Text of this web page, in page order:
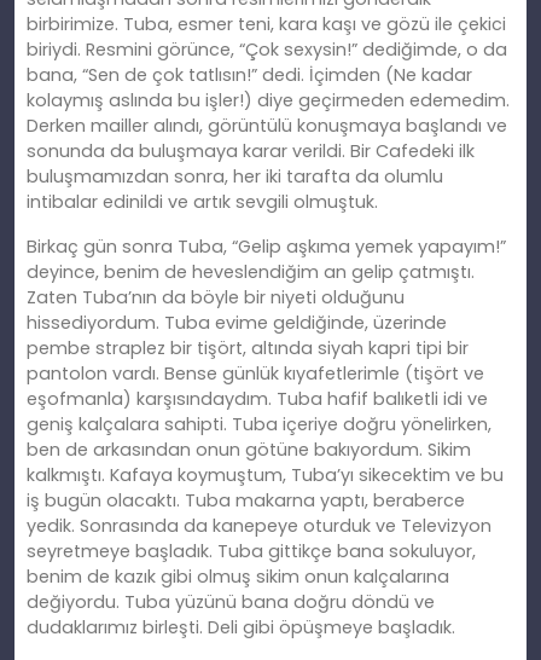
birbirimize. Tuba, esmer teni, kara kaşı ve gözü ile çekici
biriydi. Resmini görünce, “Çok sexysin!” dediğimde, o da
bana, “Sen de çok tatlısın!” dedi. İçimden (Ne kadar
kolaymış aslında bu işler!) diye geçirmeden edemedim.
Derken mailler alındı, görüntülü konuşmaya başlandı ve
sonunda da buluşmaya karar verildi. Bir Cafedeki ilk
buluşmamızdan sonra, her iki tarafta da olumlu
intibalar edinildi ve artık sevgili olmuştuk.
Birkaç gün sonra Tuba, “Gelip aşkıma yemek yapayım!”
deyince, benim de heveslendiğim an gelip çatmıştı.
Zaten Tuba’nın da böyle bir niyeti olduğunu
hissediyordum. Tuba evime geldiğinde, üzerinde
pembe straplez bir tişört, altında siyah kapri tipi bir
pantolon vardı. Bense günlük kıyafetlerimle (tişört ve
eşofmanla) karşısındaydım. Tuba hafif balıketli idi ve
geniş kalçalara sahipti. Tuba içeriye doğru yönelirken,
ben de arkasından onun götüne bakıyordum. Sikim
kalkmıştı. Kafaya koymuştum, Tuba’yı sikecektim ve bu
iş bugün olacaktı. Tuba makarna yaptı, beraberce
yedik. Sonrasında da kanepeye oturduk ve Televizyon
seyretmeye başladık. Tuba gittikçe bana sokuluyor,
benim de kazık gibi olmuş sikim onun kalçalarına
değiyordu. Tuba yüzünü bana doğru döndü ve
dudaklarımız birleşti. Deli gibi öpüşmeye başladık.